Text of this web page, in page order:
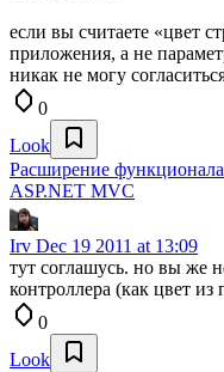
если вы считаете «цвет
приложения, а не
никак не могу
0
Look
Расширение функционала
ASP.NET MVC
Irv Dec 19 2011 at 13:09
тут соглашусь. но вы же
контроллера (как цвет
0
Look